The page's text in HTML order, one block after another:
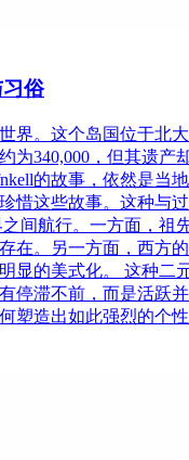
俗
界。这个岛国位于北
为340,000，但其遗产
的故事，依然是当
惜这些故事。这种与
间航行。一方面，祖
在。另一方面，西方
显的美式化。 这种二
停滞不前，而是活跃
塑造出如此强烈的个